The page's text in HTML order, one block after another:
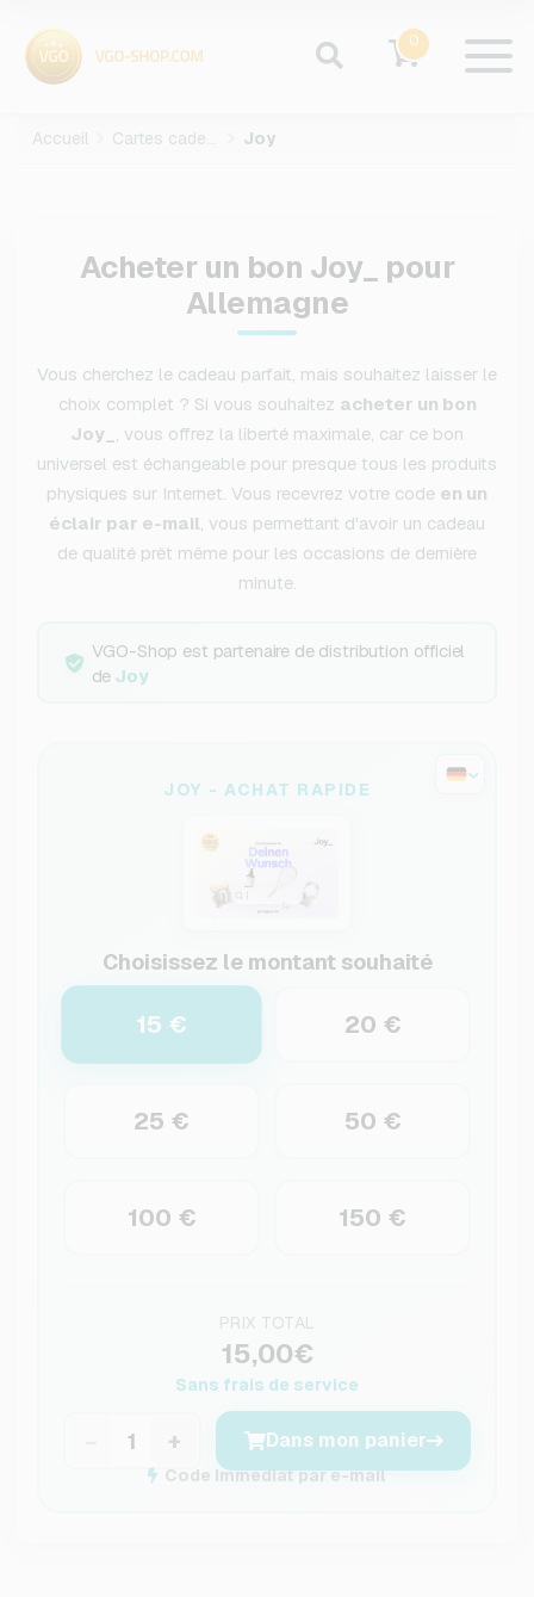
0
Accueil Cartes cadeaux Joy
Acheter un bon Joy_ pour
Allemagne
Vous cherchez le cadeau parfait, mais souhaitez laisser le
choix complet ? Si vous souhaitez acheter un bon
Joy_ , vous offrez la liberté maximale, car ce bon
universel est échangeable pour presque tous les produits
physiques sur Internet. Vous recevrez votre code en un
éclair par e-mail, vous permettant d'avoir un cadeau
de qualité prêt même pour les occasions de dernière
minute.
VGO-Shop est partenaire de distribution officiel
de Joy
JOY - ACHAT RAPIDE
Choisissez le montant souhaité
15 € 20 €
25 € 50 €
100 € 150 €
PRIX TOTAL
15,00€
Sans frais de service
+ Dans mon panier
Code immédiat par e-mail